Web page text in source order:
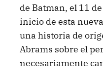
de Batman, el 11
inicio de esta
una historia de
Abrams sobre el
necesariamente